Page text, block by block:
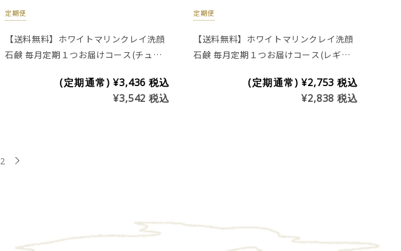
定期便
【送料無料】ホワイトマリンクレイ洗顔
石鹸 毎月定期１つお届けコース(チュー
(定期通常) ¥3,436税込
¥3,542税込
定期便
【送料無料】ホワイトマリンクレイ洗顔
石鹸 毎月定期１つお届けコース(レギュ
(定期通常) ¥2,753税込
¥2,838税込
2